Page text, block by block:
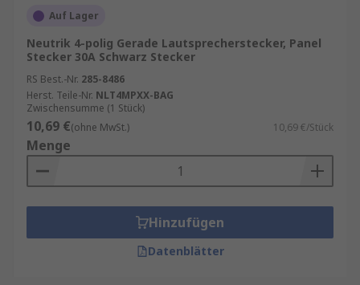
Auf Lager
Neutrik 4-polig Gerade Lautsprecherstecker, Panel
Stecker 30A Schwarz Stecker
RS Best.-Nr. 285-8486
Herst. Teile-Nr. NLT4MPXX-BAG
Zwischensumme (1 Stück)
10,69 €(ohne MwSt.) 10,69 €/Stück
Menge
Hinzufügen
Datenblätter